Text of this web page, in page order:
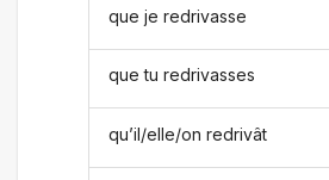
que je redrivasse
que tu redrivasses
qu’il/elle/on redrivât